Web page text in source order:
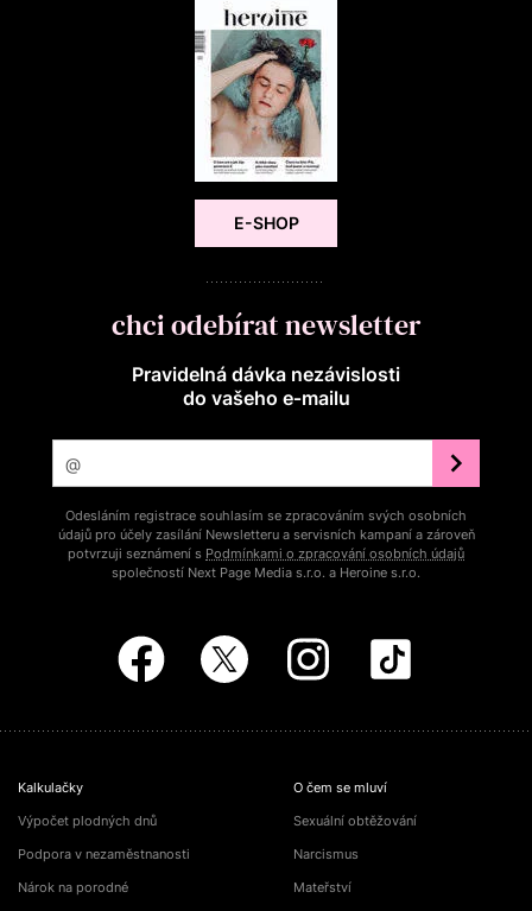
E-SHOP
chci odebírat newsletter
Pravidelná dávka nezávislosti
do vašeho e‑mailu
Odesláním registrace souhlasím se zpracováním svých osobních
údajů pro účely zasílání Newsletteru a servisních kampaní a zároveň
potvrzuji seznámení s Podmínkami o zpracování osobních údajů
společností Next Page Media s.r.o. a Heroine s.r.o.
Kalkulačky
Výpočet plodných dnů
Podpora v nezaměstnanosti
Nárok na porodné
O čem se mluví
Sexuální obtěžování
Narcismus
Mateřství